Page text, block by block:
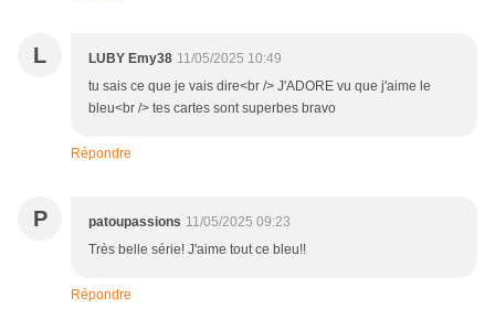
L LUBY Emy38 11/05/2025 10:49
tu sais ce que je vais dire<br /> J'ADORE vu que j'aime le
bleu<br /> tes cartes sont superbes bravo
Répondre
P patoupassions 11/05/2025 09:23
Très belle série! J'aime tout ce bleu!!
Répondre